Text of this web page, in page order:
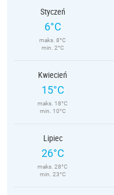
Styczeń
6°C
maks. 8°C
min. 2°C
Kwiecień
15°C
maks. 18°C
min. 10°C
Lipiec
26°C
maks. 28°C
min. 23°C